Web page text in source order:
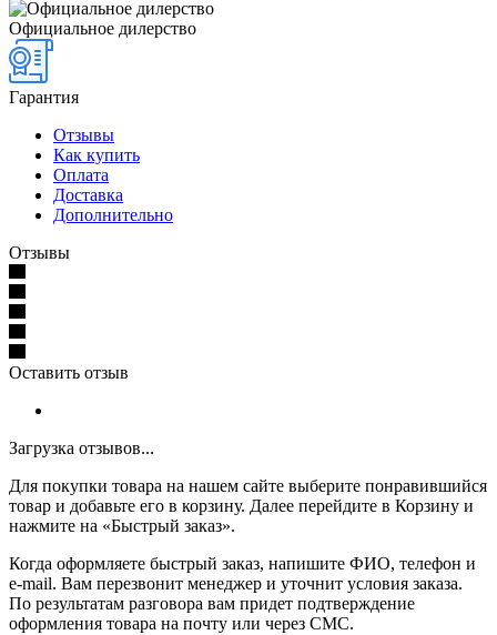
Официальное дилерство
Гарантия
Отзывы
Как купить
Оплата
Доставка
Дополнительно
Отзывы
Оставить отзыв
Загрузка отзывов...
Для покупки товара на нашем сайте выберите понравившийся
товар и добавьте его в корзину. Далее перейдите в Корзину и
нажмите на «Быстрый заказ».
Когда оформляете быстрый заказ, напишите ФИО, телефон и
e-mail. Вам перезвонит менеджер и уточнит условия заказа.
По результатам разговора вам придет подтверждение
оформления товара на почту или через СМС.